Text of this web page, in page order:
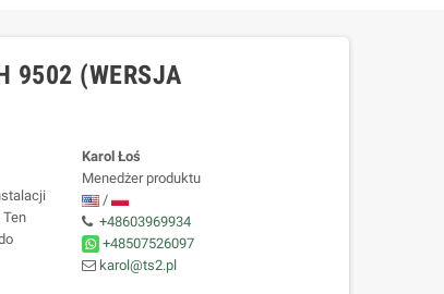
9502 (WERSJA
Karol Łoś
Menedżer produktu
/
+48603969934
+48507526097
karol@ts2.pl